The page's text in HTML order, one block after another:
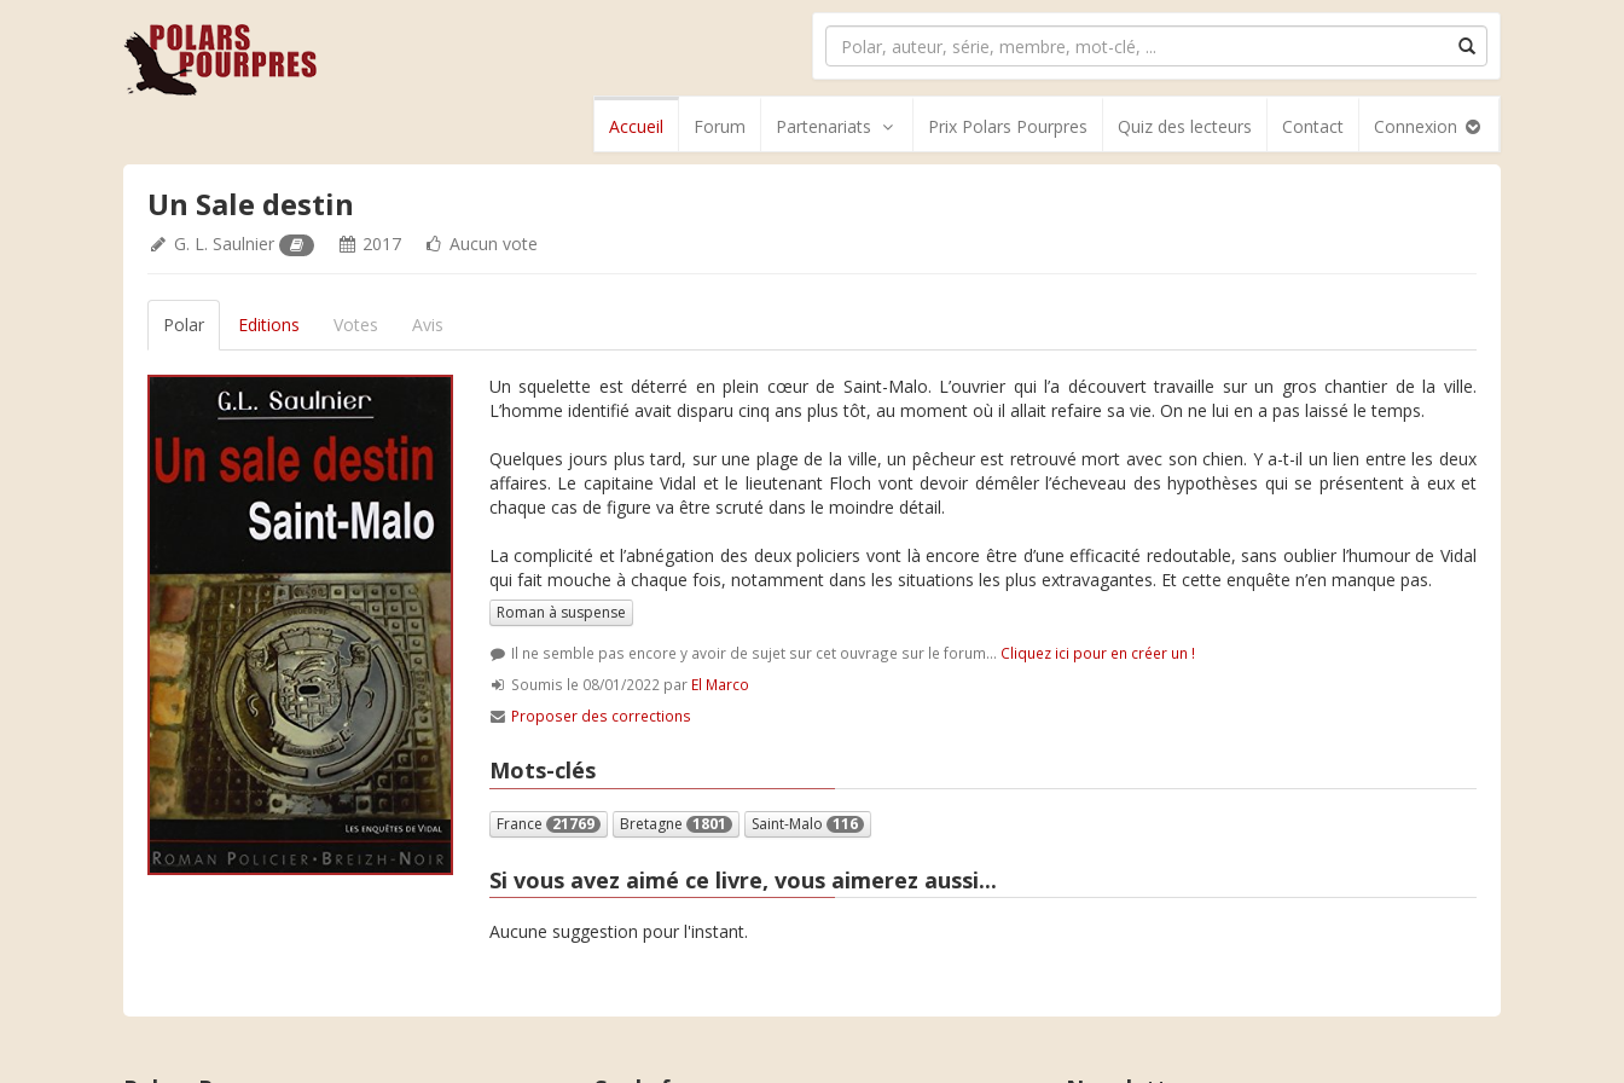
Accueil Forum Partenariats Prix Polars Pourpres Quiz des lecteurs Contact Connexion
Un Sale destin
G. L. Saulnier 2017 Aucun vote
Polar Editions Votes Avis
Un squelette est déterré en plein cœur de Saint-Malo. L’ouvrier qui l’a découvert travaille sur un gros chantier de la ville.
L’homme identifié avait disparu cinq ans plus tôt, au moment où il allait refaire sa vie. On ne lui en a pas laissé le temps.
Quelques jours plus tard, sur une plage de la ville, un pêcheur est retrouvé mort avec son chien. Y a-t-il un lien entre les deux
affaires. Le capitaine Vidal et le lieutenant Floch vont devoir démêler l’écheveau des hypothèses qui se présentent à eux et
chaque cas de figure va être scruté dans le moindre détail.
La complicité et l’abnégation des deux policiers vont là encore être d’une efficacité redoutable, sans oublier l’humour de Vidal
qui fait mouche à chaque fois, notamment dans les situations les plus extravagantes. Et cette enquête n’en manque pas.
Roman à suspense
Il ne semble pas encore y avoir de sujet sur cet ouvrage sur le forum... Cliquez ici pour en créer un !
Soumis le 08/01/2022 par El Marco
Proposer des corrections
Mots-clés
France 21769 Bretagne 1801 Saint-Malo 116
Si vous avez aimé ce livre, vous aimerez aussi...
Aucune suggestion pour l'instant.